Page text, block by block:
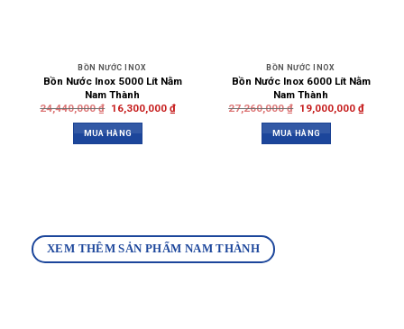
BỒN NƯỚC INOX
Bồn Nước Inox 5000 Lít Nằm
Nam Thành
24,440,000₫ 16,300,000 ₫
MUA HÀNG
BỒN NƯỚC INOX
Bồn Nước Inox 6000 Lít Nằm
Nam Thành
27,260,000₫ 19,000,000 ₫
MUA HÀNG
XEM THÊM SẢN PHẨM NAM THÀNH